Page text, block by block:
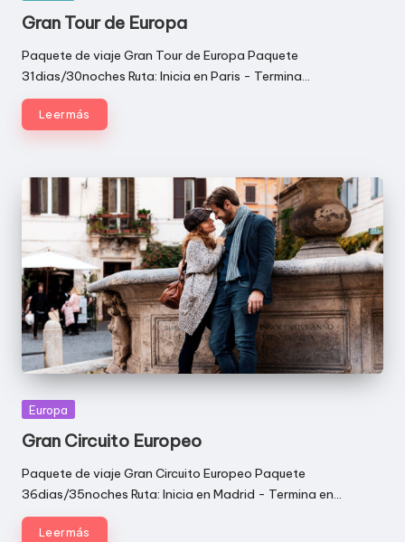
Gran Tour de Europa
Paquete de viaje Gran Tour de Europa Paquete
31dias/30noches Ruta: Inicia en Paris - Termina…
Leer más
Publicada
Europa
Gran Circuito Europeo
Paquete de viaje Gran Circuito Europeo Paquete
36dias/35noches Ruta: Inicia en Madrid - Termina en…
Leer más